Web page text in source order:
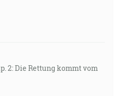
2: Die Rettung kommt vom